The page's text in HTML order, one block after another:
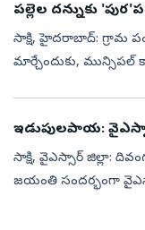
పల్లెల దన్నుకు
సాక్షి, హైదరాబాద్‌: గ్రామ
మార్చేందుకు, మున్సిపల్‌
ఇడుపులపాయ:
సాక్షి, వైఎస్సార్‌ జిల్లా:
జయంతి సందర్భంగా